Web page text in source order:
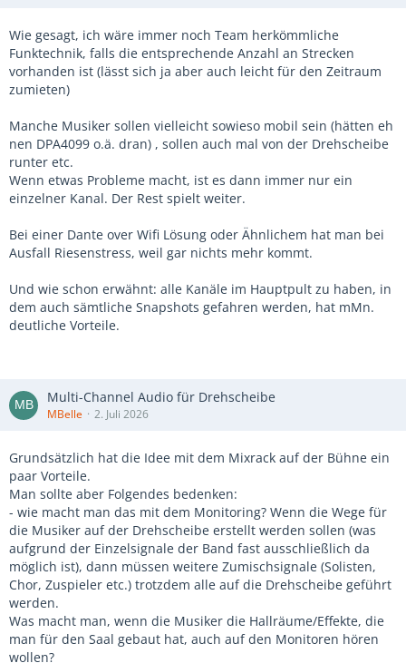
Wie gesagt, ich wäre immer noch Team herkömmliche
Funktechnik, falls die entsprechende Anzahl an Strecken
vorhanden ist (lässt sich ja aber auch leicht für den Zeitraum
zumieten)
Manche Musiker sollen vielleicht sowieso mobil sein (hätten eh
nen DPA4099 o.ä. dran) , sollen auch mal von der Drehscheibe
runter etc.
Wenn etwas Probleme macht, ist es dann immer nur ein
einzelner Kanal. Der Rest spielt weiter.
Bei einer Dante over Wifi Lösung oder Ähnlichem hat man bei
Ausfall Riesenstress, weil gar nichts mehr kommt.
Und wie schon erwähnt: alle Kanäle im Hauptpult zu haben, in
dem auch sämtliche Snapshots gefahren werden, hat mMn.
deutliche Vorteile.
Multi-Channel Audio für Drehscheibe
MBelle 2. Juli 2026
Grundsätzlich hat die Idee mit dem Mixrack auf der Bühne ein
paar Vorteile.
Man sollte aber Folgendes bedenken:
- wie macht man das mit dem Monitoring? Wenn die Wege für
die Musiker auf der Drehscheibe erstellt werden sollen (was
aufgrund der Einzelsignale der Band fast ausschließlich da
möglich ist), dann müssen weitere Zumischsignale (Solisten,
Chor, Zuspieler etc.) trotzdem alle auf die Drehscheibe geführt
werden.
Was macht man, wenn die Musiker die Hallräume/Effekte, die
man für den Saal gebaut hat, auch auf den Monitoren hören
wollen?